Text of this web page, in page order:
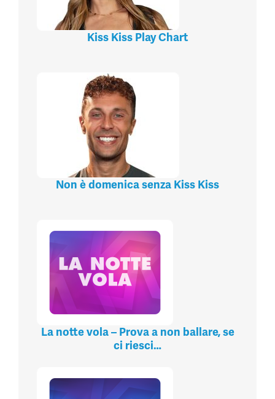
Kiss Kiss Play Chart
Non è domenica senza Kiss Kiss
La notte vola – Prova a non ballare, se
ci riesci…